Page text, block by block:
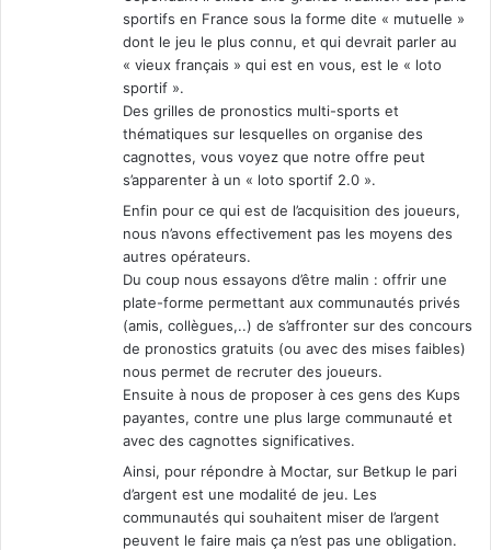
sportifs en France sous la forme dite « mutuelle »
dont le jeu le plus connu, et qui devrait parler au
« vieux français » qui est en vous, est le « loto
sportif ».
Des grilles de pronostics multi-sports et
thématiques sur lesquelles on organise des
cagnottes, vous voyez que notre offre peut
s’apparenter à un « loto sportif 2.0 ».
Enfin pour ce qui est de l’acquisition des joueurs,
nous n’avons effectivement pas les moyens des
autres opérateurs.
Du coup nous essayons d’être malin : offrir une
plate-forme permettant aux communautés privés
(amis, collègues,..) de s’affronter sur des concours
de pronostics gratuits (ou avec des mises faibles)
nous permet de recruter des joueurs.
Ensuite à nous de proposer à ces gens des Kups
payantes, contre une plus large communauté et
avec des cagnottes significatives.
Ainsi, pour répondre à Moctar, sur Betkup le pari
d’argent est une modalité de jeu. Les
communautés qui souhaitent miser de l’argent
peuvent le faire mais ça n’est pas une obligation.